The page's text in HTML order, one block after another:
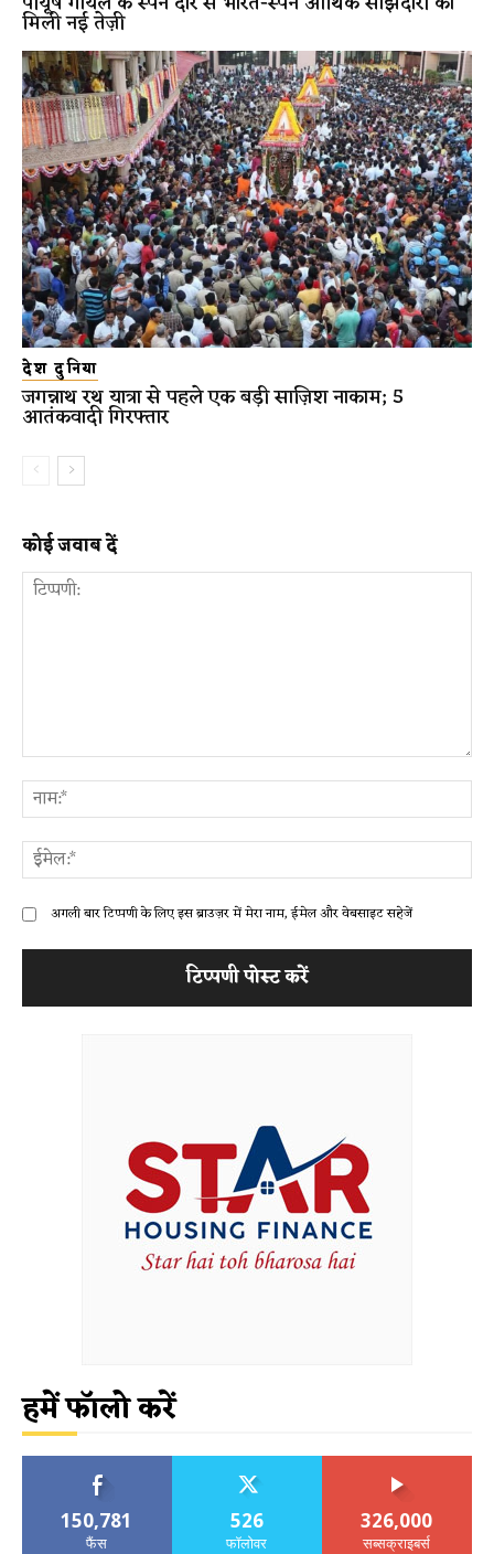
मिली नई तेज़ी
देश दुनिया
जगन्नाथ रथ यात्रा से पहले एक बड़ी साज़िश नाकाम; 5
आतंकवादी गिरफ्तार
कोई जवाब दें
अगली बार टिप्पणी के लिए इस ब्राउज़र में मेरा नाम, ईमेल और वेबसाइट सहेजें
हमें फॉलो करें
150,781
फैंस
526
फॉलोवर
326,000
सब्सक्राइबर्स